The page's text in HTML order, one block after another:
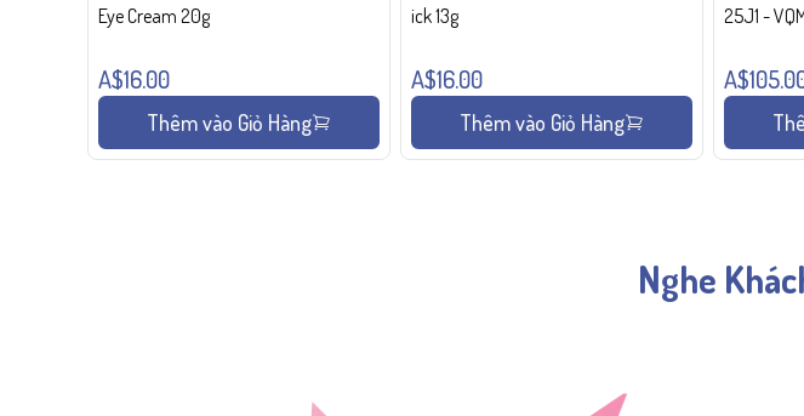
Eye Cream 20g
A$16.00
Thêm vào Giỏ Hàng
ick 13g
A$16.00
Thêm vào Giỏ Hàng
25J1 -
Nghe